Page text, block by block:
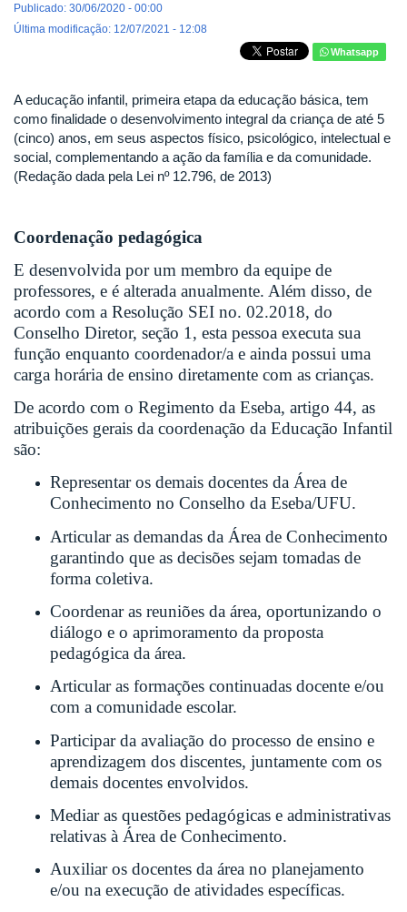
Publicado: 30/06/2020 - 00:00
Última modificação: 12/07/2021 - 12:08
Whatsapp
A educação infantil, primeira etapa da educação básica, tem
como finalidade o desenvolvimento integral da criança de até 5
(cinco) anos, em seus aspectos físico, psicológico, intelectual e
social, complementando a ação da família e da comunidade.
(Redação dada pela Lei nº 12.796, de 2013)
Coordenação pedagógica
E desenvolvida por um membro da equipe de
professores, e é alterada anualmente. Além disso, de
acordo com a Resolução SEI no. 02.2018, do
Conselho Diretor, seção 1, esta pessoa executa sua
função enquanto coordenador/a e ainda possui uma
carga horária de ensino diretamente com as crianças.
De acordo com o Regimento da Eseba, artigo 44, as
atribuições gerais da coordenação da Educação Infantil
são:
Representar os demais docentes da Área de
Conhecimento no Conselho da Eseba/UFU.
Articular as demandas da Área de Conhecimento
garantindo que as decisões sejam tomadas de
forma coletiva.
Coordenar as reuniões da área, oportunizando o
diálogo e o aprimoramento da proposta
pedagógica da área.
Articular as formações continuadas docente e/ou
com a comunidade escolar.
Participar da avaliação do processo de ensino e
aprendizagem dos discentes, juntamente com os
demais docentes envolvidos.
Mediar as questões pedagógicas e administrativas
relativas à Área de Conhecimento.
Auxiliar os docentes da área no planejamento
e/ou na execução de atividades específicas.